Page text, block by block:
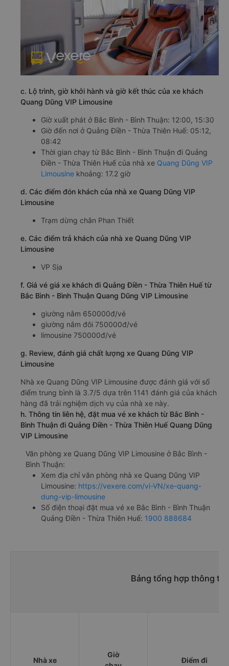
c. Lộ trình, giờ khởi hành và giờ kết thúc của xe khách
Quang Dũng VIP Limousine
Giờ xuất phát ở Bắc Bình - Bình Thuận: 12:00, 15:30
Giờ đến nơi ở Quảng Điền - Thừa Thiên Huế: 05:12,
08:42
Thời gian chạy từ Bắc Bình - Bình Thuận đi Quảng
Điền - Thừa Thiên Huế của nhà xe Quang Dũng VIP
Limousine khoảng: 17.2 giờ
d. Các điểm đón khách của nhà xe Quang Dũng VIP
Limousine
Trạm dừng chân Phan Thiết
e. Các điểm trả khách của nhà xe Quang Dũng VIP
Limousine
VP Sịa
f. Giá vé giá xe khách đi Quảng Điền - Thừa Thiên Huế từ
Bắc Bình - Bình Thuận Quang Dũng VIP Limousine
giường nằm 650000đ/vé
giường nằm đôi 750000đ/vé
limousine 750000đ/vé
g. Review, đánh giá chất lượng xe Quang Dũng VIP
Limousine
Nhà xe Quang Dũng VIP Limousine được đánh giá với số
điểm trung bình là 3.7/5 dựa trên 1141 đánh giá của khách
hàng đã trải nghiệm dịch vụ của nhà xe này.
h. Thông tin liên hệ, đặt mua vé xe khách từ Bắc Bình -
Bình Thuận đi Quảng Điền - Thừa Thiên Huế Quang Dũng
VIP Limousine
Văn phòng xe Quang Dũng VIP Limousine ở Bắc Bình -
Bình Thuận:
Xem địa chỉ văn phòng nhà xe Quang Dũng VIP
Limousine: https://vexere.com/vi-VN/xe-quang-
dung-vip-limousine
Số điện thoại đặt mua vé xe Bắc Bình - Bình Thuận
Quảng Điền - Thừa Thiên Huế: 1900 888684
Bảng tổng hợp thông
Nhà xe
Giờ
Điểm đi